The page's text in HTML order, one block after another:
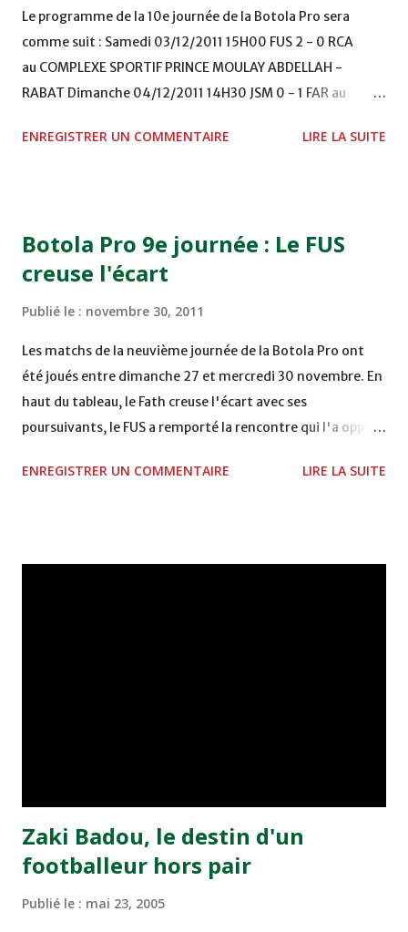
Le programme de la 10e journée de la Botola Pro sera
comme suit : Samedi 03/12/2011 15H00 FUS 2 - 0 RCA
au COMPLEXE SPORTIF PRINCE MOULAY ABDELLAH -
RABAT Dimanche 04/12/2011 14H30 JSM 0 - 1 FAR au
TERRAIN EL ABDI - EL JADIDA 16h30 OCK 0 - 1 HUSA
Mardi 06/12/2011 15H00 WAF - OCS au COMPLEXE SPORTIF
DE FES - FES WAC - MAS Reporté pour cause de finale de la
ENREGISTRER UN COMMENTAIRE LIRE LA SUITE
Botola Pro 9e journée : Le FUS
creuse l'écart
Publié le : novembre 30, 2011
Les matchs de la neuvième journée de la Botola Pro ont
été joués entre dimanche 27 et mercredi 30 novembre. En
haut du tableau, le Fath creuse l'écart avec ses
poursuivants, le FUS a remporté la rencontre qui l'a opposé
2, Badr Kachani a ouvert la marque à la 38e pour les
ENREGISTRER UN COMMENTAIRE LIRE LA SUITE
Zaki Badou, le destin d'un
footballeur hors pair
Publié le : mai 23, 2005